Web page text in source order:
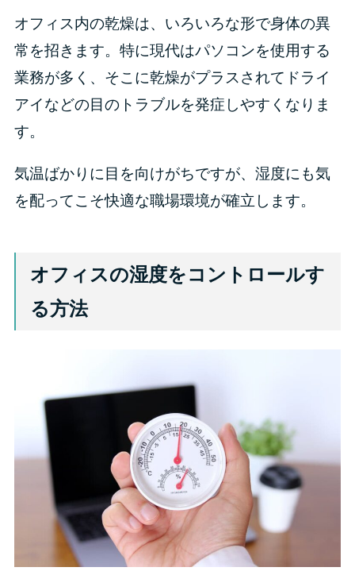
オフィス内の乾燥は、いろいろな形で身体の異
常を招きます。特に現代はパソコンを使用する
業務が多く、そこに乾燥がプラスされてドライ
アイなどの目のトラブルを発症しやすくなりま
す。
気温ばかりに目を向けがちですが、湿度にも気
を配ってこそ快適な職場環境が確立します。
オフィスの湿度をコントロールす
る方法